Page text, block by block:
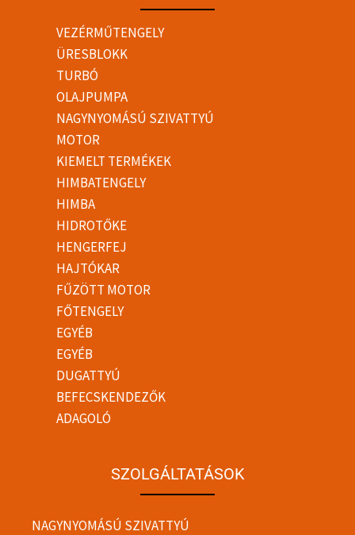
VEZÉRMŰTENGELY
ÜRESBLOKK
TURBÓ
OLAJPUMPA
NAGYNYOMÁSÚ SZIVATTYÚ
MOTOR
KIEMELT TERMÉKEK
HIMBATENGELY
HIMBA
HIDROTŐKE
HENGERFEJ
HAJTÓKAR
FŰZÖTT MOTOR
FŐTENGELY
EGYÉB
EGYÉB
DUGATTYÚ
BEFECSKENDEZŐK
ADAGOLÓ
SZOLGÁLTATÁSOK
NAGYNYOMÁSÚ SZIVATTYÚ